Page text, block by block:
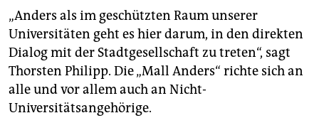
„Anders als im geschützten Raum unserer
Universitäten geht es hier darum, in den direkten
Dialog mit der Stadtgesellschaft zu treten“, sagt
Thorsten Philipp. Die „Mall Anders“ richte sich an
alle und vor allem auch an Nicht-
Universitätsangehörige.